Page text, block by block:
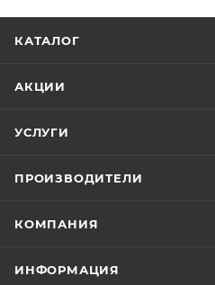
КАТАЛОГ
АКЦИИ
УСЛУГИ
ПРОИЗВОДИТЕЛИ
КОМПАНИЯ
ИНФОРМАЦИЯ